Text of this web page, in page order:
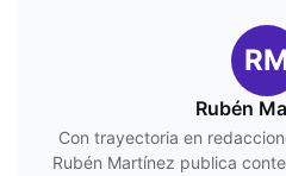
Rubén
Con trayectoria en
Rubén Martínez publica